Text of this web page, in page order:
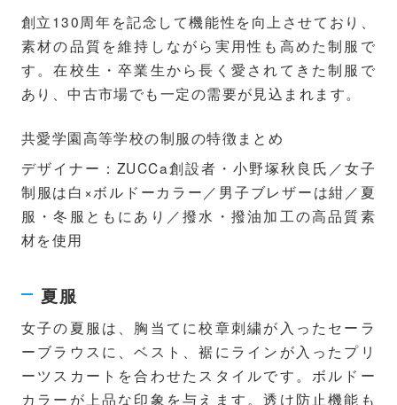
創立130周年を記念して機能性を向上させており、
素材の品質を維持しながら実用性も高めた制服で
す。在校生・卒業生から長く愛されてきた制服で
あり、中古市場でも一定の需要が見込まれます。
共愛学園高等学校の制服の特徴まとめ
デザイナー：ZUCCa創設者・小野塚秋良氏／女子
制服は白×ボルドーカラー／男子ブレザーは紺／夏
服・冬服ともにあり／撥水・撥油加工の高品質素
材を使用
夏服
女子の夏服は、胸当てに校章刺繍が入ったセーラ
ーブラウスに、ベスト、裾にラインが入ったプリ
ーツスカートを合わせたスタイルです。ボルドー
カラーが上品な印象を与えます。透け防止機能も